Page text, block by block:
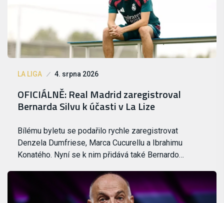
LA LIGA 4. srpna 2026
OFICIÁLNĚ: Real Madrid zaregistroval
Bernarda Silvu k účasti v La Lize
Bílému byletu se podařilo rychle zaregistrovat
Denzela Dumfriese, Marca Cucurellu a Ibrahimu
Konatého. Nyní se k nim přidává také Bernardo…